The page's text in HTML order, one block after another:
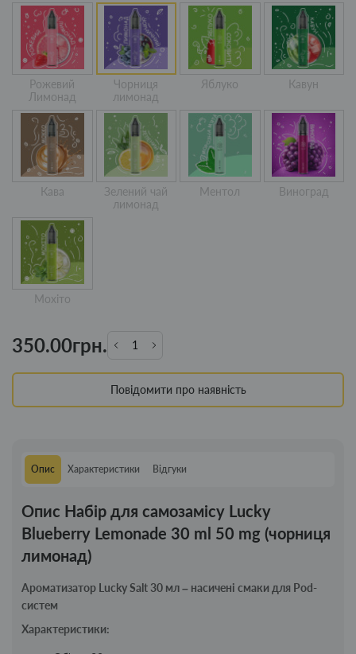
Рожевий
Лимонад
Чорниця
лимонад
Яблуко Кавун
Кава
Зелений чай
лимонад
Ментол Виноград
Мохіто
350.00грн.
Повідомити про наявність
Опис Характеристики Відгуки
Опис Набір для самозамісу Lucky
Blueberry Lemonade 30 ml 50 mg (чорниця
лимонад)
Ароматизатор Lucky Salt 30 мл – насичені смаки для Pod-
систем
Характеристики: